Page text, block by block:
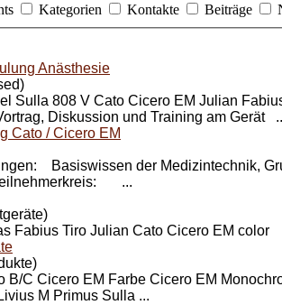
Kategorien Kontakte Beiträge
Anästhesie
Sulla 808 V Cato Cicero EM Julian
Diskussion und Training am Gerät
Cato / Cicero EM
Basiswissen der Medizintechnik,
...
Fabius Tiro Julian Cato Cicero EM color
B/C Cicero EM Farbe Cicero EM
M Primus Sulla ...